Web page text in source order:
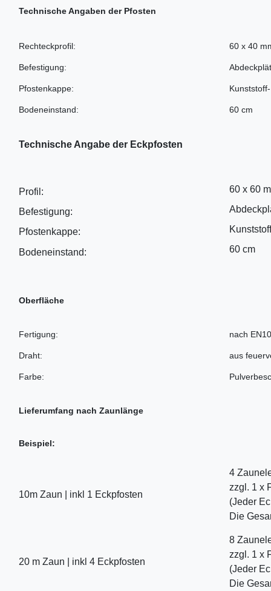
Technische Angaben der Pfosten
Rechteckprofil:
Befestigung:
Pfostenkappe:
Bodeneinstand:
60 x 40
60 cm
Technische Angabe der Eckpfosten
Profil:
Befestigung:
Pfostenkappe:
Bodeneinstand:
60 x 60
60 cm
Oberfläche
Fertigung:
Draht:
Farbe:
nach
aus
Lieferumfang nach Zaunlänge
Beispiel:
10m Zaun | inkl 1 Eckpfosten
4
zzgl. 1 x
(Jeder
Die
20 m Zaun | inkl 4 Eckpfosten
8
zzgl. 1 x
(Jeder
Die